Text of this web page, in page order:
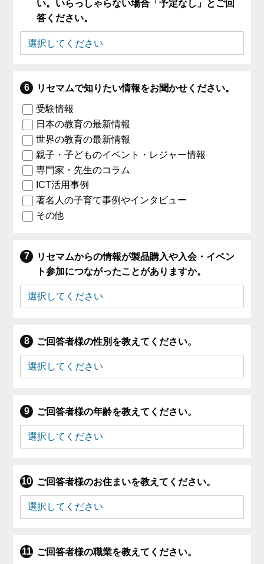
い。いらっしゃらない場合「予定なし」とご回
答ください。
リセマムで知りたい情報をお聞かせください。
受験情報
日本の教育の最新情報
世界の教育の最新情報
親子・子どものイベント・レジャー情報
専門家・先生のコラム
ICT活用事例
著名人の子育て事例やインタビュー
その他
リセマムからの情報が製品購入や入会・イベン
ト参加につながったことがありますか。
ご回答者様の性別を教えてください。
ご回答者様の年齢を教えてください。
ご回答者様のお住まいを教えてください。
ご回答者様の職業を教えてください。